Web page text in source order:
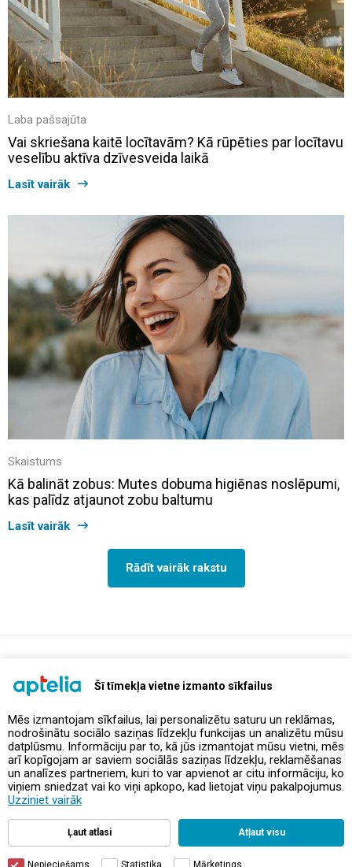
Šī tīmekļa vietne izmanto sīkfailus
Mēs izmantojam sīkfailus, lai personalizētu saturu un reklāmas,
nodrošinātu sociālo saziņas līdzekļu funkcijas un analizētu mūsu
datplūsmu. Informāciju par to, kā jūs izmantojat mūsu vietni, mēs
arī kopīgojam ar saviem sociālās saziņas līdzekļu, reklamēšanas
un analīzes partneriem, kuri to var apvienot ar citu informāciju, ko
viņiem sniedzat vai ko viņi apkopo, kad lietojat viņu pakalpojumus.
Uzziniet vairāk
Ļaut atlasi Atļaut visu
Nepieciešams Statistika Mārketings
Laba pašsajūta
Vai skriešana kaitē locītavām? Kā rūpēties par locītavu
veselību aktīva dzīvesveida laikā
Lasīt vairāk
Skaistums
Kā balināt zobus: Mutes dobuma higiēnas noslēpumi,
kas palīdz atjaunot zobu baltumu
Lasīt vairāk
Rādīt vairāk rakstu
Piedāvājumi un akcijas
Kontakti